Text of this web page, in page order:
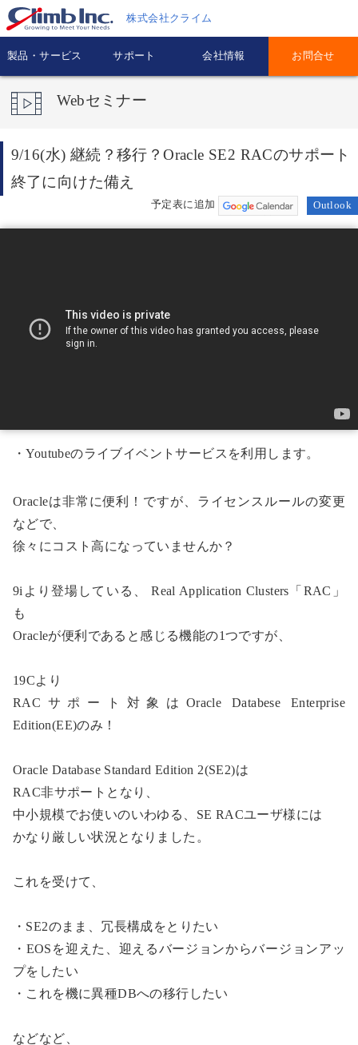
株式会社クライム
製品・サービス サポート 会社情報 お問合せ
Webセミナー
9/16(水) 継続？移行？Oracle SE2 RACのサポート
終了に向けた備え
予定表に追加 Outlook
・Youtubeのライブイベントサービスを利用します。
Oracleは非常に便利！ですが、ライセンスルールの変更
などで、
徐々にコスト高になっていませんか？
9iより登場している、 Real Application Clusters「RAC」
も
Oracleが便利であると感じる機能の1つですが、
19Cより
RACサポート対象はOracle Databese Enterprise
Edition(EE)のみ！
Oracle Database Standard Edition 2(SE2)は
RAC非サポートとなり、
中小規模でお使いのいわゆる、SE RACユーザ様には
かなり厳しい状況となりました。
これを受けて、
・SE2のまま、冗長構成をとりたい
・EOSを迎えた、迎えるバージョンからバージョンアッ
プをしたい
・これを機に異種DBへの移行したい
などなど、